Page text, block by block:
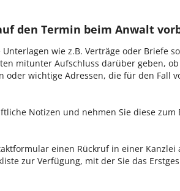
den Termin beim Anwalt
wie z.B. Verträge oder Briefe
mitunter Aufschluss darüber geben,
oder wichtige Adressen, die für den Fall
Notizen und nehmen Sie diese zum
einen Rückruf in einer
zur Verfügung, mit der Sie das